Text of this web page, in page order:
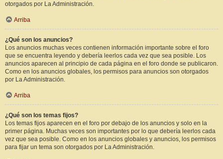
otorgados por La Administración.
Arriba
¿Qué son los anuncios?
Los anuncios muchas veces contienen información importante sobre el foro
que se encuentra leyendo y debería leerlos cada vez que sea posible. Los
anuncios aparecen al principio de cada página en el foro donde se publicaron.
Como en los anuncios globales, los permisos para anuncios son otorgados
por La Administración.
Arriba
¿Qué son los temas fijos?
Los temas fijos aparecen en el foro por debajo de los anuncios y solo en la
primer página. Muchas veces son importantes por lo que debería leerlos cada
vez que sea posible. Como en los anuncios globales y anuncios, los permisos
para fijar un tema son otorgados por La Administración.